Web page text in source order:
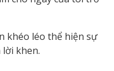
khéo léo thể hiện sự
khen.